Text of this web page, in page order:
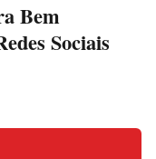
Bem
Sociais